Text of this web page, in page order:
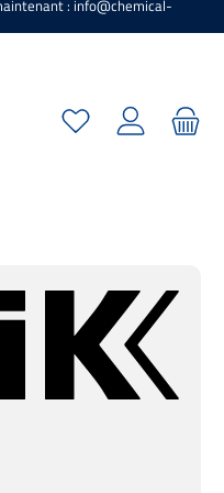
: info@chemical-
Vous avez 0